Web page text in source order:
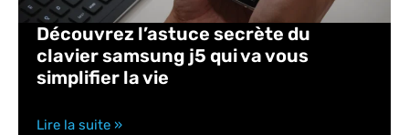
Découvrez l’astuce secrète du
clavier samsung j5 qui va vous
simplifier la vie
Lire la suite »